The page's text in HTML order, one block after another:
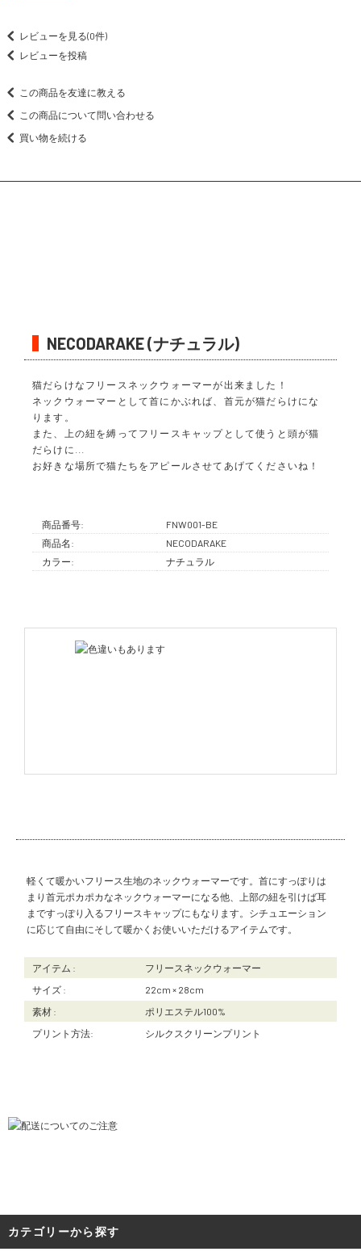
レビューを見る(0件)
レビューを投稿
この商品を友達に教える
この商品について問い合わせる
買い物を続ける
NECODARAKE (ナチュラル)
猫だらけなフリースネックウォーマーが出来ました！
ネックウォーマーとして首にかぶれば、首元が猫だらけにな
ります。
また、上の紐を縛ってフリースキャップとして使うと頭が猫
だらけに...
お好きな場所で猫たちをアピールさせてあげてくださいね！
商品番号:
FNW001-BE
商品名:
NECODARAKE
カラー:
ナチュラル
軽くて暖かいフリース生地のネックウォーマーです。首にすっぽりは
まり首元ポカポカなネックウォーマーになる他、上部の紐を引けば耳
まですっぽり入るフリースキャップにもなります。シチュエーション
に応じて自由にそして暖かくお使いいただけるアイテムです。
アイテム :
フリースネックウォーマー
サイズ :
22cm × 28cm
素材 :
ポリエステル100%
プリント方法:
シルクスクリーンプリント
カテゴリーから探す